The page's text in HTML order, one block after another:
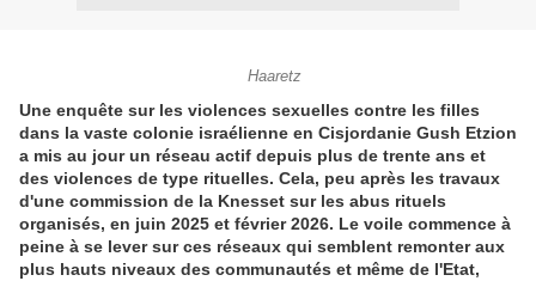
Haaretz
Une enquête sur les violences sexuelles contre les filles
dans la vaste colonie israélienne en Cisjordanie Gush Etzion
a mis au jour un réseau actif depuis plus de trente ans et
des violences de type rituelles. Cela, peu après les travaux
d'une commission de la Knesset sur les abus rituels
organisés, en juin 2025 et février 2026. Le voile commence à
peine à se lever sur ces réseaux qui semblent remonter aux
plus hauts niveaux des communautés et même de l'Etat,